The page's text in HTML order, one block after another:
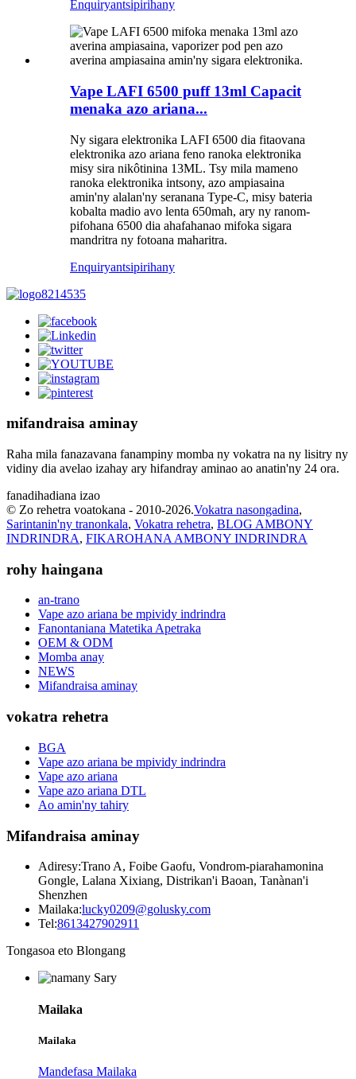
Enquiryantsipirihany
Vape LAFI 6500 puff 13ml Capacit
menaka azo ariana...
Ny sigara elektronika LAFI 6500 dia fitaovana
elektronika azo ariana feno ranoka elektronika
misy sira nikôtinina 13ML. Tsy mila mameno
ranoka elektronika intsony, azo ampiasaina
amin'ny alalan'ny seranana Type-C, misy bateria
kobalta madio avo lenta 650mah, ary ny ranom-
pifohana 6500 dia ahafahanao mifoka sigara
mandritra ny fotoana maharitra.
Enquiryantsipirihany
mifandraisa aminay
Raha mila fanazavana fanampiny momba ny vokatra na ny lisitry ny
vidiny dia avelao izahay ary hifandray aminao ao anatin'ny 24 ora.
fanadihadiana izao
© Zo rehetra voatokana - 2010-2026.Vokatra nasongadina,
Sarintanin'ny tranonkala, Vokatra rehetra, BLOG AMBONY
INDRINDRA, FIKAROHANA AMBONY INDRINDRA
rohy haingana
an-trano
Vape azo ariana be mpividy indrindra
Fanontaniana Matetika Apetraka
OEM & ODM
Momba anay
NEWS
Mifandraisa aminay
vokatra rehetra
BGA
Vape azo ariana be mpividy indrindra
Vape azo ariana
Vape azo ariana DTL
Ao amin'ny tahiry
Mifandraisa aminay
Adiresy:Trano A, Foibe Gaofu, Vondrom-piarahamonina
Gongle, Lalana Xixiang, Distrikan'i Baoan, Tanànan'i
Shenzhen
Mailaka:lucky0209@golusky.com
Tel:8613427902911
Tongasoa eto Blongang
Mailaka
Mailaka
Mandefasa Mailaka